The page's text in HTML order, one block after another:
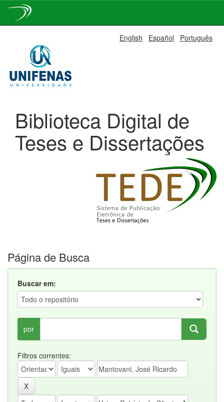
navigation
English Español Português
Biblioteca Digital de
Teses e Dissertações
Página de Busca
Buscar em:
por
Filtros correntes: